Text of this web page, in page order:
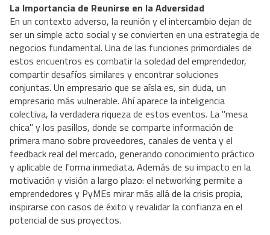
La Importancia de Reunirse en la Adversidad
En un contexto adverso, la reunión y el intercambio dejan de
ser un simple acto social y se convierten en una estrategia de
negocios fundamental. Una de las funciones primordiales de
estos encuentros es combatir la soledad del emprendedor,
compartir desafíos similares y encontrar soluciones
conjuntas. Un empresario que se aísla es, sin duda, un
empresario más vulnerable. Ahí aparece la inteligencia
colectiva, la verdadera riqueza de estos eventos. La "mesa
chica" y los pasillos, donde se comparte información de
primera mano sobre proveedores, canales de venta y el
feedback real del mercado, generando conocimiento práctico
y aplicable de forma inmediata. Además de su impacto en la
motivación y visión a largo plazo: el networking permite a
emprendedores y PyMEs mirar más allá de la crisis propia,
inspirarse con casos de éxito y revalidar la confianza en el
potencial de sus proyectos.